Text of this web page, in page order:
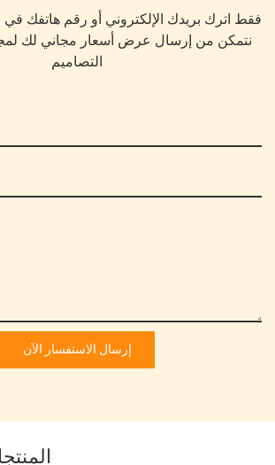
فقط اترك بريدك الإلكتروني أو رقم هاتفك
نتمكن من إرسال عرض أسعار مجاني لك
التصاميم
إرسال الاستفسار الآن